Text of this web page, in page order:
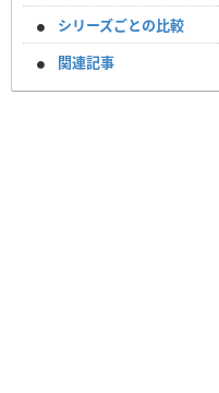
シリーズごとの比較
関連記事